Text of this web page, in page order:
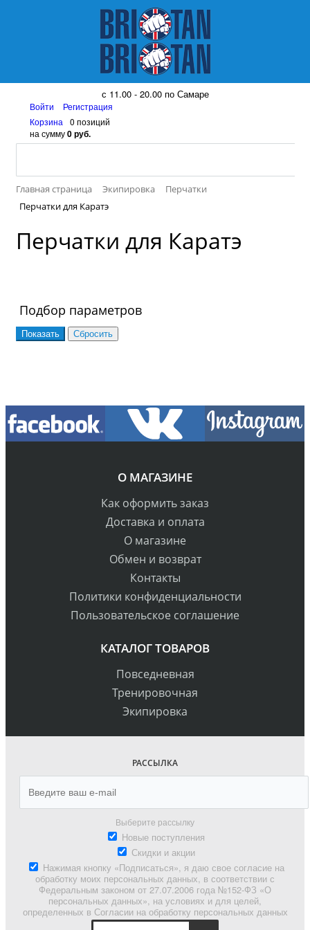
8 (917) 161 08 99
с 11.00 - 20.00 по Самаре
Войти
Регистрация
Корзина
0 позиций
на сумму0 руб.
Главная страница Экипировка
Перчатки
Перчатки для Каратэ
Перчатки для Каратэ
Подбор параметров
О МАГАЗИНЕ
Как оформить заказ
Доставка и оплата
О магазине
Обмен и возврат
Контакты
Политики конфиденциальности
Пользовательское соглашение
КАТАЛОГ ТОВАРОВ
Повседневная
Тренировочная
Экипировка
РАССЫЛКА
Выберите рассылку
Новые поступления
Скидки и акции
Нажимая кнопку «Подписаться», я даю свое согласие на
обработку моих персональных данных, в соответствии с
Федеральным законом от 27.07.2006 года №152-ФЗ «О
персональных данных», на условиях и для целей,
определенных в Согласии на обработку персональных данных